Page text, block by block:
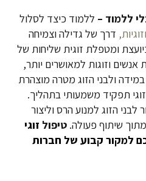
ללמוד – ללמוד כיצד לסלול
דרך של גדילה וצמיחה
ומטפלת זוגית שליחות של
וזוגות למאושרים יותר,
במידה ולבני הזוג מטרה מוצהרת
תפקיד משמעותי בתהליך.
לבני הזוג למנוע הרס וליצור
שיתוף פעולה. טיפול זוגי
למקור קבוע של חברות